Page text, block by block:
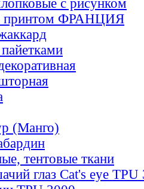
с рисунком
принтом ФРАНЦИЯ
(Манго)
тентовые ткани
глаз Cat's eye TPU